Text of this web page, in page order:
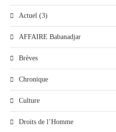
Actuel (3)
AFFAIRE Babanadjar
Brèves
Chronique
Culture
Droits de l’Homme